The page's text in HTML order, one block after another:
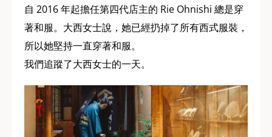
自 2016 年起擔任第四代店主的 Rie Ohnishi 總是穿
著和服。大西女士說，她已經扔掉了所有西式服裝，
所以她堅持一直穿著和服。
我們追蹤了大西女士的一天。